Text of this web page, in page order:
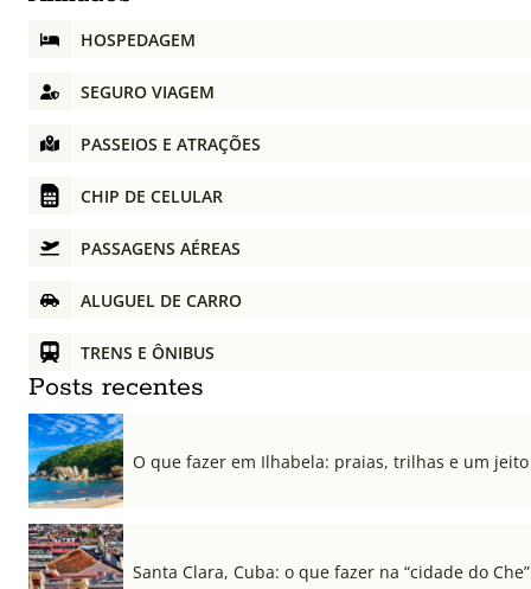
HOSPEDAGEM
SEGURO VIAGEM
PASSEIOS E ATRAÇÕES
CHIP DE CELULAR
PASSAGENS AÉREAS
ALUGUEL DE CARRO
TRENS E ÔNIBUS
Posts recentes
O que fazer em Ilhabela: praias, trilhas e um
Santa Clara, Cuba: o que fazer na “cidade do Che”